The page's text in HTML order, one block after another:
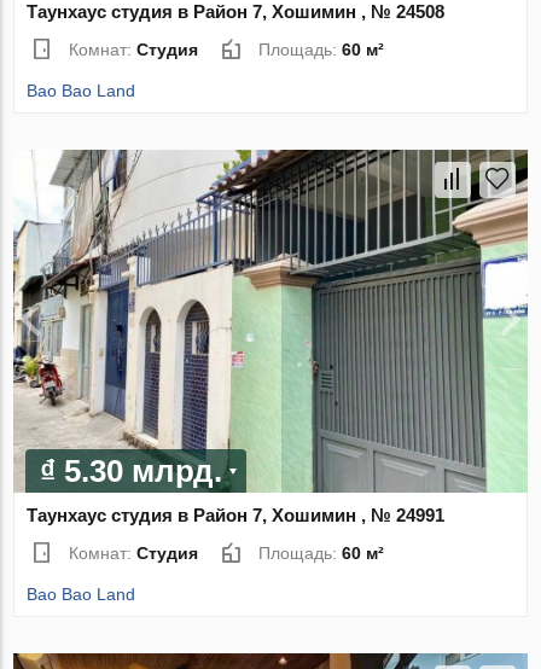
Таунхаус студия в Район 7, Хошимин , № 24508
Комнат:Студия Площадь:60 м²
Bao Bao Land
₫ 5.30 млрд.
Таунхаус студия в Район 7, Хошимин , № 24991
Комнат:Студия Площадь:60 м²
Bao Bao Land